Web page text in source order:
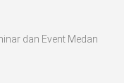
dan Event Medan